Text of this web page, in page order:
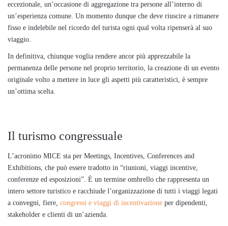
eccezionale, un’occasione di aggregazione tra persone all’interno di
un’esperienza comune. Un momento dunque che deve riuscire a rimanere
fisso e indelebile nel ricordo del turista ogni qual volta ripenserà al suo
viaggio.
In definitiva, chiunque voglia rendere ancor più apprezzabile la
permanenza delle persone nel proprio territorio, la creazione di un evento
originale volto a mettere in luce gli aspetti più caratteristici, è sempre
un’ottima scelta.
Il turismo congressuale
L’acronimo MICE sta per Meetings, Incentives, Conferences and
Exhibitions, che può essere tradotto in “riunioni, viaggi incentive,
conferenze ed esposizioni”. È un termine ombrello che rappresenta un
intero settore turistico e racchiude l’organizzazione di tutti i viaggi legati
a convegni, fiere, congressi e viaggi di incentivazione per dipendenti,
stakeholder e clienti di un’azienda.